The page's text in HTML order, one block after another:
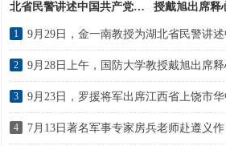
北省民警讲述中国共产党百
授戴旭出席释
代中美战略对
1
2
3
4